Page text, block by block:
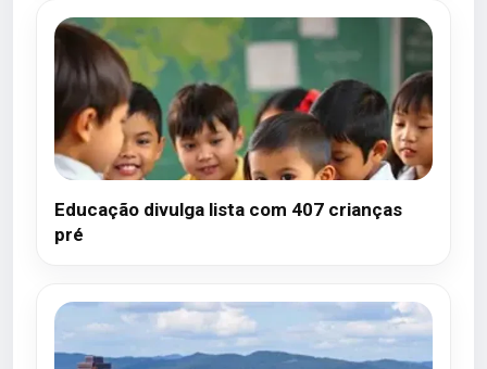
Educação divulga lista com 407 crianças
pré